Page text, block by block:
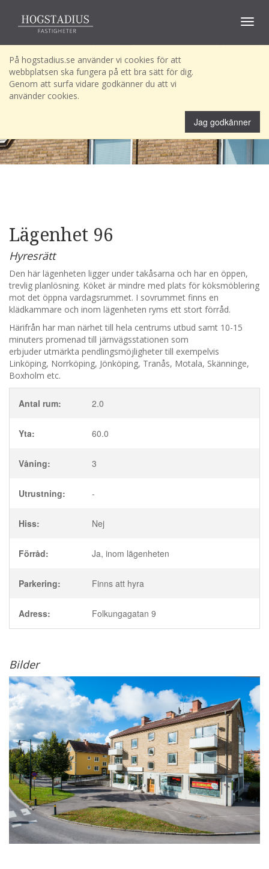
På hogstadius.se använder vi cookies för att
webbplatsen ska fungera på ett bra sätt för dig.
Genom att surfa vidare godkänner du att vi
använder cookies.
Jag godkänner
Toggle
Lägenhet 96
Hyresrätt
Den här lägenheten ligger under takåsarna och har en öppen,
trevlig planlösning. Köket är mindre med plats för köksmöblering
mot det öppna vardagsrummet. I sovrummet finns en
klädkammare och inom lägenheten ryms ett stort förråd.
Härifrån har man närhet till hela centrums utbud samt 10-15
minuters promenad till järnvägsstationen som
erbjuder utmärkta pendlingsmöjligheter till exempelvis
Linköping, Norrköping, Jönköping, Tranås, Motala, Skänninge,
Boxholm etc.
Antal rum: 2.0
Yta: 60.0
Våning: 3
Utrustning: -
Hiss: Nej
Förråd: Ja, inom lägenheten
Parkering: Finns att hyra
Adress: Folkungagatan 9
Bilder